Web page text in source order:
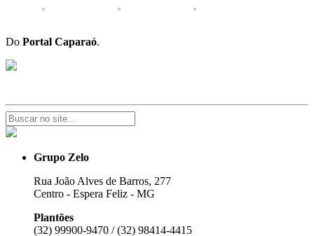
Do Portal Caparaó.
Grupo Zelo
Rua João Alves de Barros, 277
Centro - Espera Feliz - MG
Plantões
(32) 99900-9470 / (32) 98414-4415